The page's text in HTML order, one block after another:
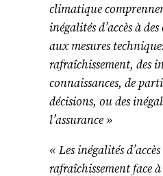
climatique
inégalités d’accès à
aux mesures
rafraîchissement, des
connaissances, de
décisions, ou des
l’assurance »
« Les inégalités
rafraîchissement face